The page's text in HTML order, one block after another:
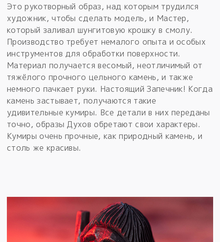
Это рукотворный образ, над которым трудился
художник, чтобы сделать модель, и Мастер,
который заливал шунгитовую крошку в смолу.
Производство требует немалого опыта и особых
инструментов для обработки поверхности.
Материал получается весомый, неотличимый от
тяжёлого прочного цельного камень, и также
немного пачкает руки. Настоящий Запечник! Когда
камень застывает, получаются такие
удивительные кумиры. Все детали в них переданы
точно, образы Духов обретают свои характеры.
Кумиры очень прочные, как природный камень, и
столь же красивы.